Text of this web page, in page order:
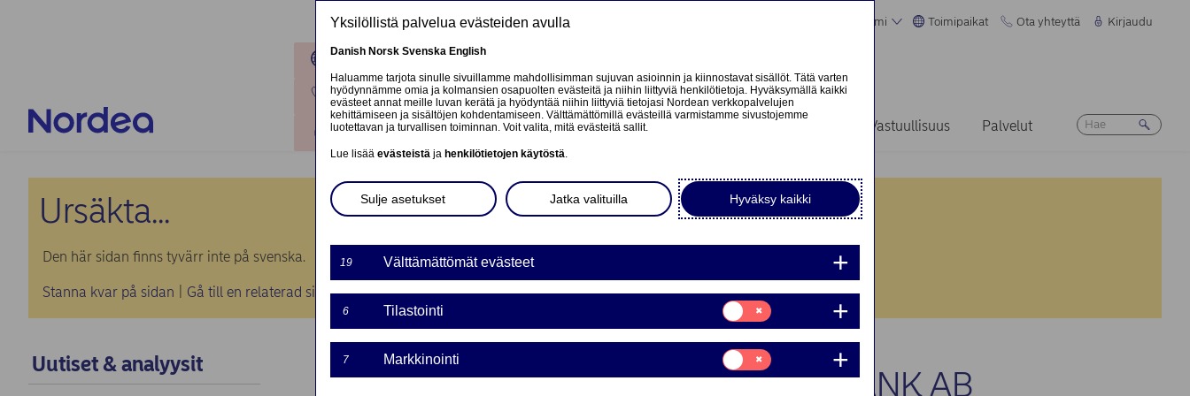
Suomi Toimipaikat Ota yhteyttä Kirjaudu
Ota yhteyttä
Kirjaudu
Tietoa meistä Sijoittajat Uutiset & analyysit Vastuullisuus Palvelut
Ursäkta...
Den här sidan finns tyvärr inte på svenska.
Stanna kvar på sidan Gå till en relaterad sida på svenska
Uutiset & analyysit
KAUPANKÄYNTIKATKOS NORDEA BANK AB
Yksilöllistä palvelua evästeiden avulla
Danish Norsk Svenska English
Haluamme tarjota sinulle sivuillamme mahdollisimman sujuvan asioinnin ja kiinnostavat sisällöt. Tätä varten
hyödynnämme omia ja kolmansien osapuolten evästeitä ja niihin liittyviä henkilötietoja. Hyväksymällä kaikki
evästeet annat meille luvan kerätä ja hyödyntää niihin liittyviä tietojasi Nordean verkkopalvelujen
kehittämiseen ja sisältöjen kohdentamiseen. Välttämättömillä evästeillä varmistamme sivustojemme
luotettavan ja turvallisen toiminnan. Voit valita, mitä evästeitä sallit.
Lue lisää evästeistä ja henkilötietojen käytöstä.
Hyväksy kaikki
Jatka valituilla
Sulje asetukset
19 Välttämättömät evästeet
6 Tilastointi
Suostumusvalinta:
Tilastointi
7 Markkinointi
Suostumusvalinta:
Markkinointi